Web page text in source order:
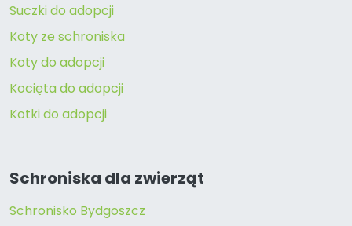
Suczki do adopcji
Koty ze schroniska
Koty do adopcji
Kocięta do adopcji
Kotki do adopcji
Schroniska dla zwierząt
Schronisko Bydgoszcz